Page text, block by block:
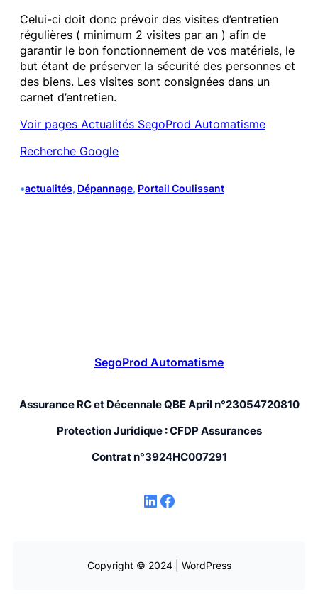
Celui-ci doit donc prévoir des visites d’entretien
régulières ( minimum 2 visites par an ) afin de
garantir le bon fonctionnement de vos matériels, le
but étant de préserver la sécurité des personnes et
des biens. Les visites sont consignées dans un
carnet d’entretien.
Voir pages Actualités SegoProd Automatisme
Recherche Google
•actualités, Dépannage, Portail Coulissant
SegoProd Automatisme
Assurance RC et Décennale QBE April n°23054720810
Protection Juridique : CFDP Assurances
Contrat n°3924HC007291
LinkedIn Facebook
Copyright © 2024 | WordPress